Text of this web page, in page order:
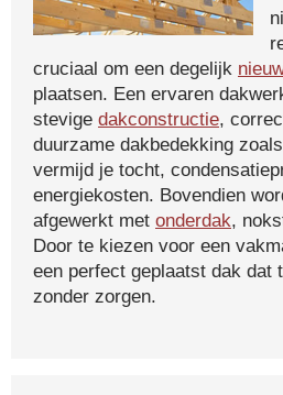
cruciaal om een degelijk
plaatsen. Een ervaren
stevige dakconstructie,
duurzame dakbedekking
vermijd je tocht,
energiekosten. Bovendien
afgewerkt met onderdak,
Door te kiezen voor een
een perfect geplaatst dak dat
zonder zorgen.